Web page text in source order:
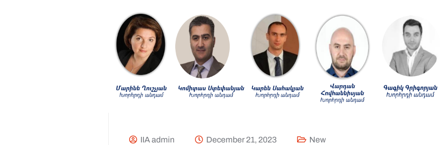
IIA admin December 21, 2023 New